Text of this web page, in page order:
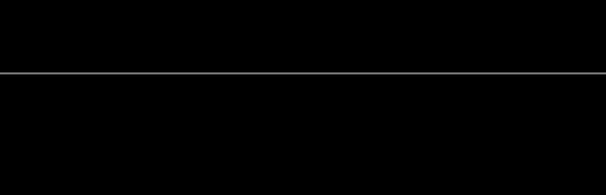
биржей OKX и на них распространяются